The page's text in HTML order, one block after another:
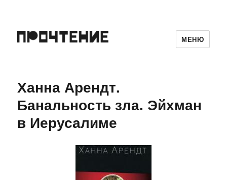
МЕНЮ
Ханна Арендт.
Банальность зла. Эйхман
в Иерусалиме